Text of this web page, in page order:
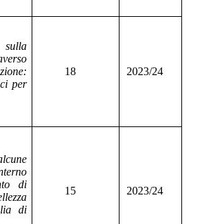
per
18 2023/24
di
di
15 2023/24